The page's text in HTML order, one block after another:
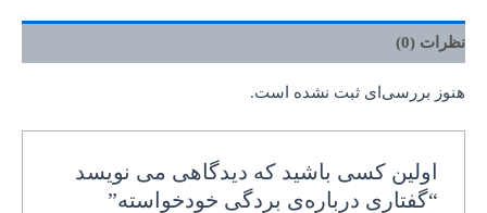
نظرات (0)
هنوز بررسی‌ای ثبت نشده است.
اولین کسی باشید که دیدگاهی می نویسد
“گفتاری درباره‌ی بردگی خودخواسته”